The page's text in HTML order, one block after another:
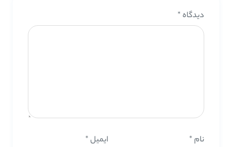
دیدگاه *
نام * ایمیل*